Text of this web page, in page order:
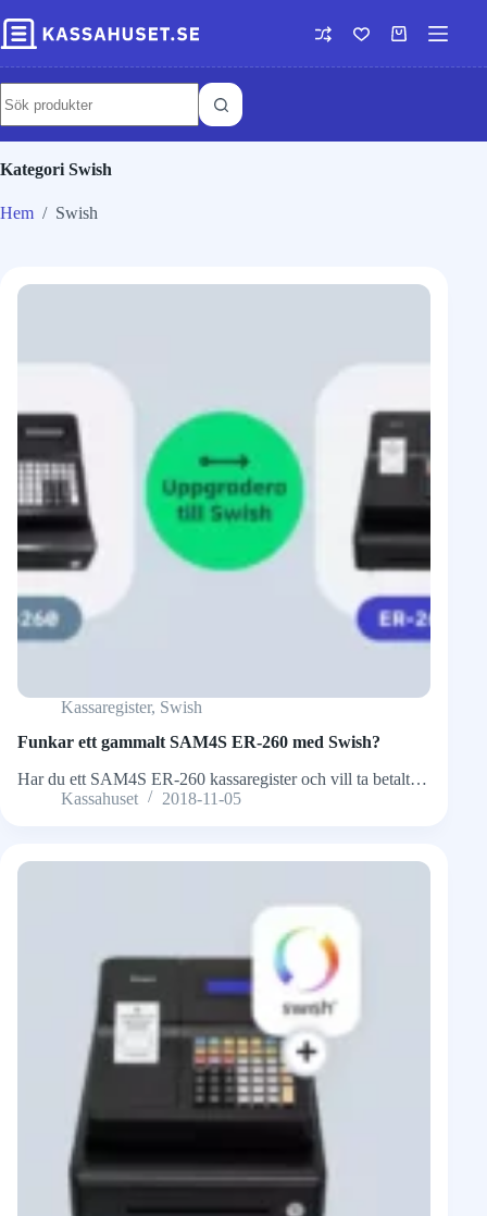
Kategori Swish
Hem / Swish
Kassaregister, Swish
Funkar ett gammalt SAM4S ER-260 med Swish?
Har du ett SAM4S ER-260 kassaregister och vill ta betalt…
Kassahuset
2018-11-05